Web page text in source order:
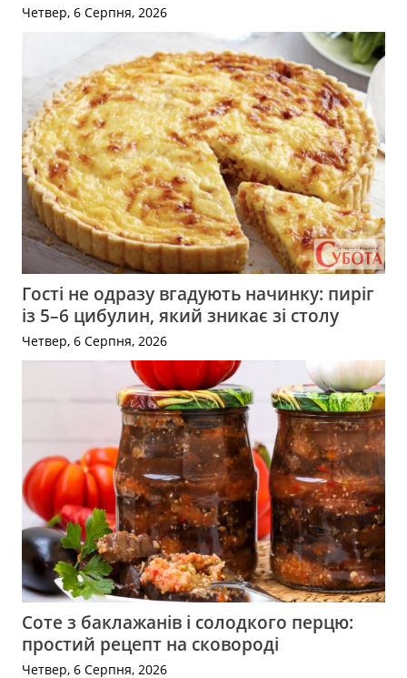
Четвер, 6 Серпня, 2026
Гості не одразу вгадують начинку: пиріг
із 5–6 цибулин, який зникає зі столу
Четвер, 6 Серпня, 2026
Соте з баклажанів і солодкого перцю:
простий рецепт на сковороді
Четвер, 6 Серпня, 2026